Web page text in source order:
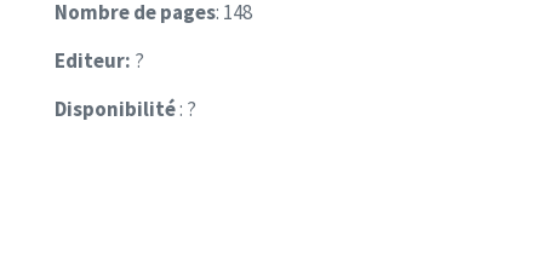
Nombre de pages: 148
Editeur: ?
Disponibilité: ?